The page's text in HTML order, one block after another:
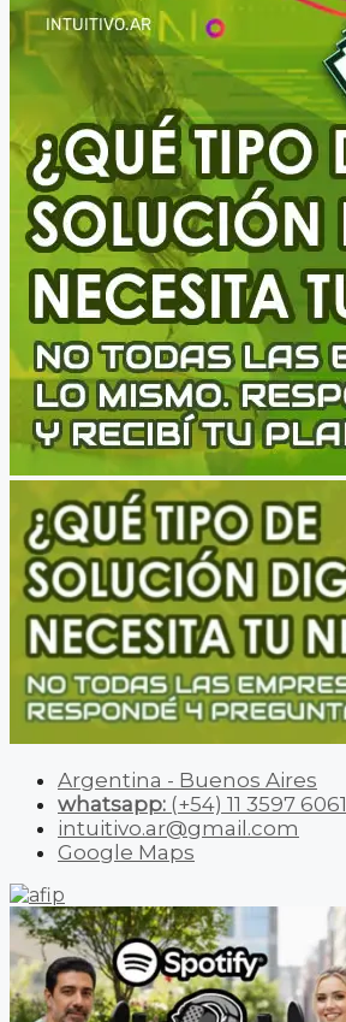
Argentina - Buenos Aires
whatsapp: (+54) 11 3597 6061
intuitivo.ar@gmail.com
Google Maps